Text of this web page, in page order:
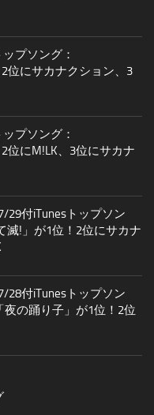
プソング：
位にサカナクション、3
プソング：
位にM!LK、3位にサカナ
29付iTunesトップソン
滅!」が1位！2位にサカナ
28付iTunesトップソン
の踊り子」が1位！2位